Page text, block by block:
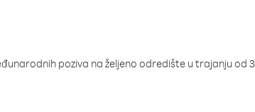
poziva na željeno odredište u trajanju od